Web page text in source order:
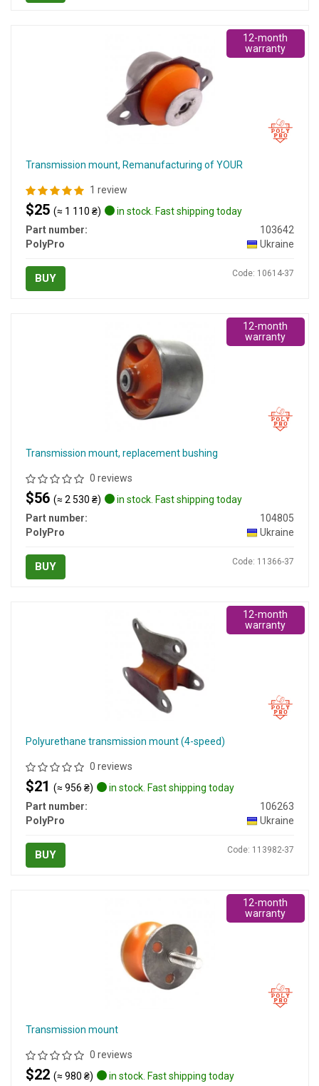
Transmission mount, Remanufacturing of YOUR
1 review
$25 (≈ 1 110 ₴)
in stock. Fast shipping today
Part number:
103642
PolyPro
Ukraine
BUY Code: 10614-37
12-month
warranty
Transmission mount, replacement bushing
0 reviews
$56 (≈ 2 530 ₴)
in stock. Fast shipping today
Part number:
104805
PolyPro
Ukraine
BUY Code: 11366-37
12-month
warranty
Polyurethane transmission mount (4-speed)
0 reviews
$21 (≈ 956 ₴)
in stock. Fast shipping today
Part number:
106263
PolyPro
Ukraine
BUY Code: 113982-37
12-month
warranty
Transmission mount
0 reviews
$22 (≈ 980 ₴) in stock. Fast shipping today
12-month
warranty